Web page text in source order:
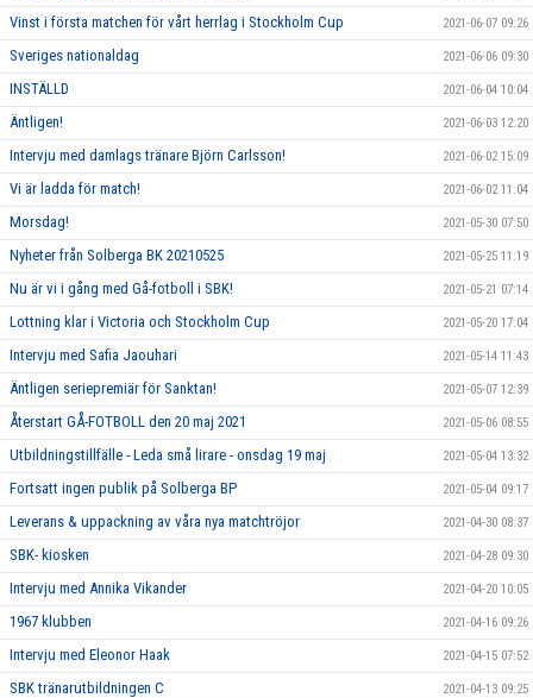
Vinst i första matchen för vårt herrlag i Stockholm Cup 2021-06-07 09:26
Sveriges nationaldag 2021-06-06 09:30
INSTÄLLD 2021-06-04 10:04
Äntligen! 2021-06-03 12:20
Intervju med damlags tränare Björn Carlsson! 2021-06-02 15:09
Vi är ladda för match! 2021-06-02 11:04
Morsdag! 2021-05-30 07:50
Nyheter från Solberga BK 20210525 2021-05-25 11:19
Nu är vi i gång med Gå-fotboll i SBK! 2021-05-21 07:14
Lottning klar i Victoria och Stockholm Cup 2021-05-20 17:04
Intervju med Safia Jaouhari 2021-05-14 11:43
Äntligen seriepremiär för Sanktan! 2021-05-07 12:39
Återstart GÅ-FOTBOLL den 20 maj 2021 2021-05-06 08:55
Utbildningstillfälle - Leda små lirare - onsdag 19 maj 2021-05-04 13:32
Fortsatt ingen publik på Solberga BP 2021-05-04 09:17
Leverans & uppackning av våra nya matchtröjor 2021-04-30 08:37
SBK- kiosken 2021-04-28 09:30
Intervju med Annika Vikander 2021-04-20 10:05
1967 klubben 2021-04-16 09:26
Intervju med Eleonor Haak 2021-04-15 07:52
SBK tränarutbildningen C 2021-04-13 09:25